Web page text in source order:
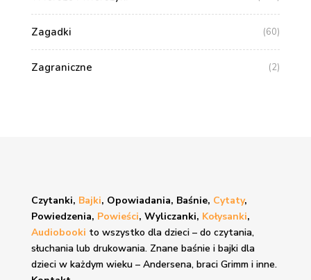
Zagadki (60)
Zagraniczne (2)
Czytanki, Bajki, Opowiadania, Baśnie, Cytaty,
Powiedzenia, Powieści, Wyliczanki, Kołysanki,
Audiobooki to wszystko dla dzieci – do czytania,
słuchania lub drukowania. Znane baśnie i bajkidla
dzieci w każdym wieku – Andersena, braci Grimm i inne.